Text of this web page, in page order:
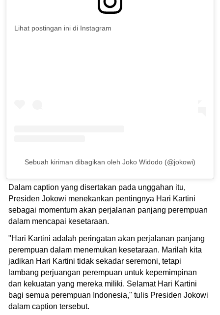
Lihat postingan ini di Instagram
Sebuah kiriman dibagikan oleh Joko Widodo (@jokowi)
Dalam caption yang disertakan pada unggahan itu,
Presiden Jokowi menekankan pentingnya Hari Kartini
sebagai momentum akan perjalanan panjang perempuan
dalam mencapai kesetaraan.
"Hari Kartini adalah peringatan akan perjalanan panjang
perempuan dalam menemukan kesetaraan. Marilah kita
jadikan Hari Kartini tidak sekadar seremoni, tetapi
lambang perjuangan perempuan untuk kepemimpinan
dan kekuatan yang mereka miliki. Selamat Hari Kartini
bagi semua perempuan Indonesia," tulis Presiden Jokowi
dalam caption tersebut.